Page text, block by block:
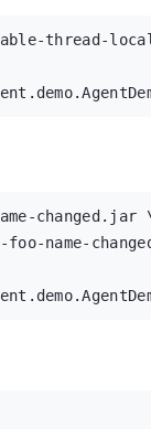
thread-
changed.jar